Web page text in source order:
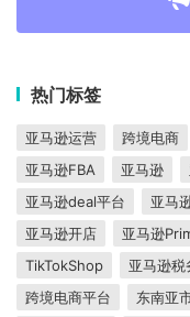
热门标签
亚马逊运营 跨境电商
亚马逊FBA
亚马逊
亚马逊deal平台
亚马
亚马逊开店
亚马逊
TikTokShop
亚马逊税
跨境电商平台
东南亚